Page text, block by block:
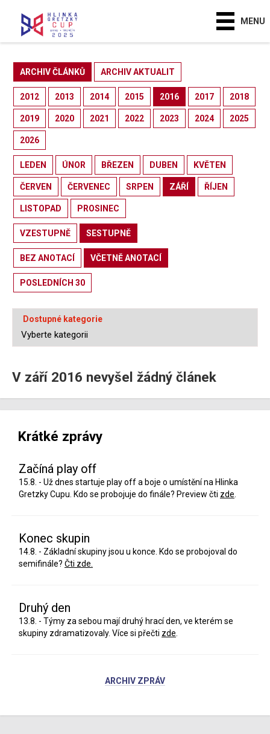
MENU
ARCHIV ČLÁNKŮ ARCHIV AKTUALIT
2012 2013 2014 2015 2016 2017 2018
2019 2020 2021 2022 2023 2024 2025
2026
LEDEN ÚNOR BŘEZEN DUBEN KVĚTEN
ČERVEN ČERVENEC SRPEN ZÁŘÍ ŘÍJEN
LISTOPAD PROSINEC
VZESTUPNĚ SESTUPNĚ
BEZ ANOTACÍ VČETNĚ ANOTACÍ
POSLEDNÍCH 30
Dostupné kategorie
V září 2016 nevyšel žádný článek
Krátké zprávy
Začíná play off
15.8. - Už dnes startuje play off a boje o umístění na Hlinka
Gretzky Cupu. Kdo se probojuje do finále? Preview čti zde.
Konec skupin
14.8. - Základní skupiny jsou u konce. Kdo se probojoval do
semifinále? Čti zde.
Druhý den
13.8. - Týmy za sebou mají druhý hrací den, ve kterém se
skupiny zdramatizovaly. Více si přečti zde.
ARCHIV ZPRÁV